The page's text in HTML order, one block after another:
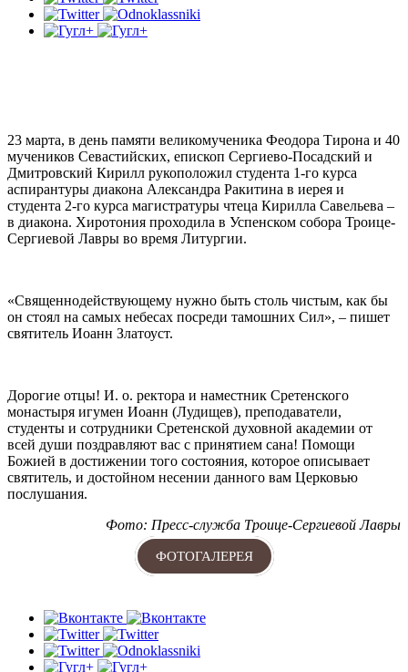
23 марта, в день памяти великомученика Феодора Тирона и 40
мучеников Севастийских, епископ Сергиево-Посадский и
Дмитровский Кирилл рукоположил студента 1-го курса
аспирантуры диакона Александра Ракитина в иерея и
студента 2-го курса магистратуры чтеца Кирилла Савельева –
в диакона. Хиротония проходила в Успенском собора Троице-
Сергиевой Лавры во время Литургии.
«Священнодействующему нужно быть столь чистым, как бы
он стоял на самых небесах посреди тамошних Сил», – пишет
святитель Иоанн Златоуст.
Дорогие отцы! И. о. ректора и наместник Сретенского
монастыря игумен Иоанн (Лудищев), преподаватели,
студенты и сотрудники Сретенской духовной академии от
всей души поздравляют вас с принятием сана! Помощи
Божией в достижении того состояния, которое описывает
святитель, и достойном несении данного вам Церковью
послушания.
Фото: Пресс-служба Троице-Сергиевой Лавры
ФОТОГАЛЕРЕЯ